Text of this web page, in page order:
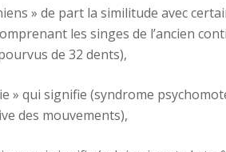
» de part la similitude avec
les singes de l’ancien
de 32 dents),
» qui signifie (syndrome
des mouvements),